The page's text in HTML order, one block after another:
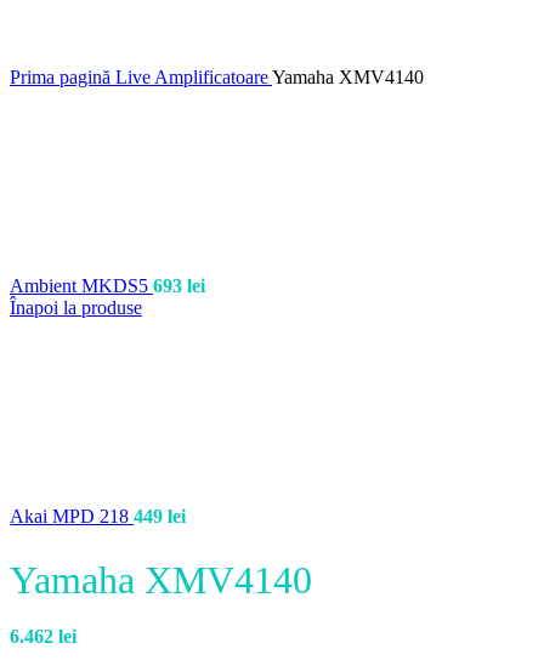
Prima pagină Live AmplificatoareYamaha XMV4140
Ambient MKDS5 693 lei
Înapoi la produse
Akai MPD 218 449 lei
Yamaha XMV4140
6.462 lei